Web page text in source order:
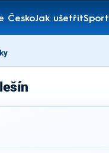
ČeskoJak ušetřitSport